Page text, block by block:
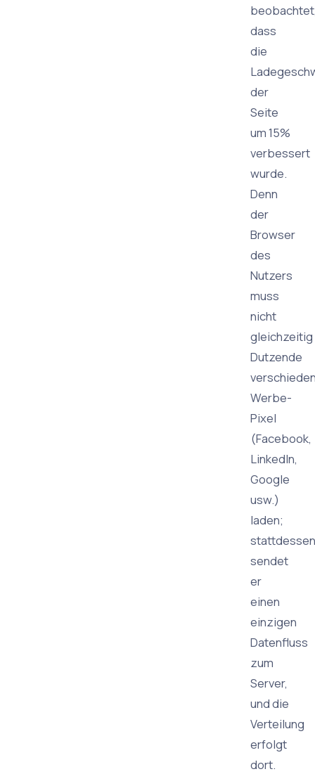
dass
die
der
Seite
um 15%
verbessert
wurde.
Denn
der
Browser
des
Nutzers
muss
nicht
gleichzeitig
Dutzende
Werbe-
Pixel
(Facebook,
LinkedIn,
Google
usw.)
laden;
stattdessen
sendet
er
einen
einzigen
Datenfluss
zum
Server,
und die
Verteilung
erfolgt
dort.